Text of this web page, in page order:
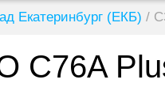
Екатеринбург (ЕКБ) /
C76A